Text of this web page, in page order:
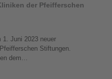
der Pfeifferschen
1. Juni 2023 neuer
Stiftungen.
dem…